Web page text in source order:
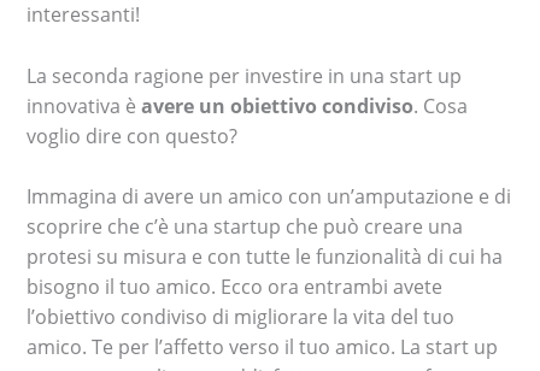
interessanti!
La seconda ragione per investire in una start up
innovativa èavere un obiettivo condiviso. Cosa
voglio dire con questo?
Immagina di avere un amico con un’amputazione e di
scoprire che c’è una startup che può creare una
protesi su misura e con tutte le funzionalità di cui ha
bisogno il tuo amico. Ecco ora entrambi avete
l’obiettivo condiviso di migliorare la vita del tuo
amico. Te per l’affetto verso il tuo amico. La start up